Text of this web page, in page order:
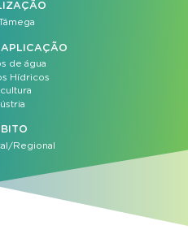
APLICAÇÃO
de água
Hídricos
Regional